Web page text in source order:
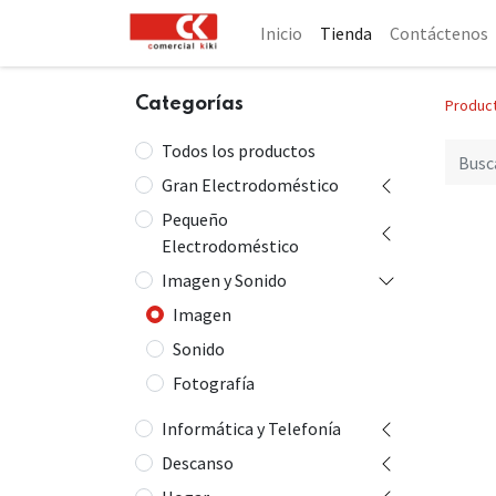
Inicio Tienda Contáctenos
Categorías
Todos los productos
Gran Electrodoméstico
Pequeño
Electrodoméstico
Imagen y Sonido
Imagen
Sonido
Fotografía
Informática y Telefonía
Descanso